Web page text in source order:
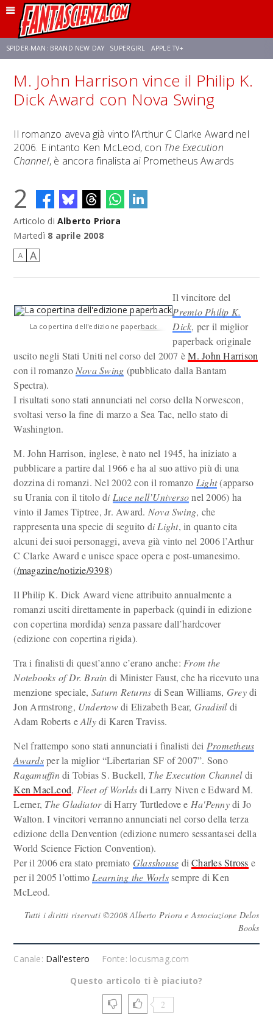
SPIDER-MAN: BRAND NEW DAY SUPERGIRL APPLE TV+
FRANCO RICCIARDIELLO ZENDAYA STAR TREK AVENGERS: DOOMSDAY
M. John Harrison vince il Philip K.
Dick Award con Nova Swing
Il romanzo aveva già vinto l’Arthur C Clarke Award nel
2006. E intanto Ken McLeod, con The Execution
Channel, è ancora finalista ai Prometheus Awards
2
Articolo di Alberto Priora
Martedì 8 aprile 2008
A A
La copertina dell'edizione paperback
Il vincitore del
Premio Philip K.
Dick, per il miglior
paperback originale
uscito negli Stati Uniti nel corso del 2007 èM. John Harrison
con il romanzo Nova Swing (pubblicato dalla Bantam
Spectra).
I risultati sono stati annunciati nel corso della Norwescon,
svoltasi verso la fine di marzo a Sea Tac, nello stato di
Washington.
M. John Harrison, inglese, è nato nel 1945, ha iniziato a
pubblicare a partire dal 1966 e ha al suo attivo più di una
dozzina di romanzi. Nel 2002 con il romanzo Light(apparso
su Urania con il titolo di Luce nell’Universonel 2006) ha
vinto il James Tiptree, Jr. Award. Nova Swing, che
rappresenta una specie di seguito di Light, in quanto cita
alcuni dei suoi personaggi, aveva già vinto nel 2006 l’Arthur
C Clarke Award e unisce space opera e post-umanesimo.
(/magazine/notizie/9398)
Il Philip K. Dick Award viene attribuito annualmente a
romanzi usciti direttamente in paperback (quindi in edizione
con copertina mordida) senza passare dall’hardcover
(edizione con copertina rigida).
Tra i finalisti di quest’anno c’erano anche: From the
Notebooks of Dr. Brain di Minister Faust, che ha ricevuto una
menzione speciale, Saturn Returns di Sean Williams, Greydi
Jon Armstrong, Undertowdi Elizabeth Bear, Gradisildi
Adam Roberts eAllydi Karen Traviss.
Nel frattempo sono stati annunciati i finalisti dei Prometheus
Awardsper la miglior “Libertarian SF of 2007”. Sono
Ragamuffindi Tobias S. Buckell, The Execution Channeldi
Ken MacLeod, Fleet of Worldsdi Larry Niven e Edward M.
Lerner, The Gladiatordi Harry Turtledove e Ha'Pennydi Jo
Walton. I vincitori verranno annunciati nel corso della terza
edizione della Denvention (edizione numero sessantasei della
World Science Fiction Convention).
Per il 2006 era stato premiato Glasshouse diCharles Stross e
per il 2005 l’ottimo Learning the Worlssempre di Ken
McLeod.
Tutti i diritti riservati ©2008 Alberto Priora e Associazione Delos
Books
Canale: Dall'estero
Fonte: locusmag.com
Questo articolo ti è piaciuto?
2